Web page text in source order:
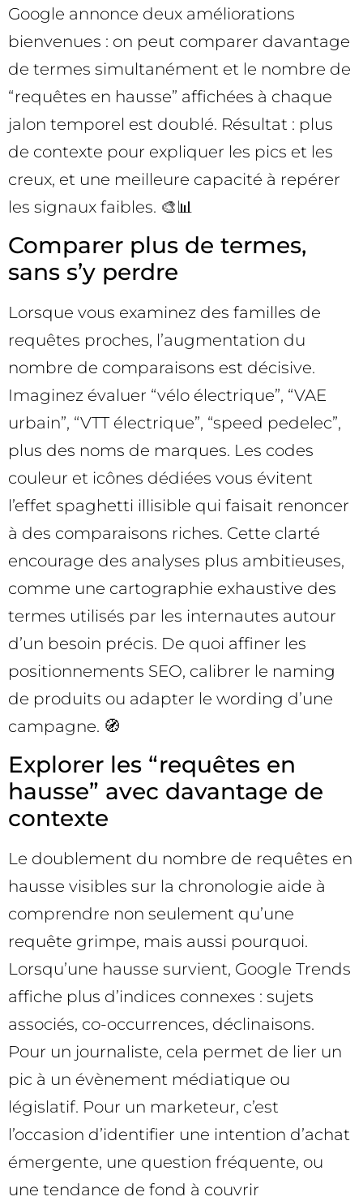
Google annonce deux améliorations
bienvenues : on peut comparer davantage
de termes simultanément et le nombre de
“requêtes en hausse” affichées à chaque
jalon temporel est doublé. Résultat : plus
de contexte pour expliquer les pics et les
creux, et une meilleure capacité à repérer
les signaux faibles. 🎨📊
Comparer plus de termes,
sans s’y perdre
Lorsque vous examinez des familles de
requêtes proches, l’augmentation du
nombre de comparaisons est décisive.
Imaginez évaluer “vélo électrique”, “VAE
urbain”, “VTT électrique”, “speed pedelec”,
plus des noms de marques. Les codes
couleur et icônes dédiées vous évitent
l’effet spaghetti illisible qui faisait renoncer
à des comparaisons riches. Cette clarté
encourage des analyses plus ambitieuses,
comme une cartographie exhaustive des
termes utilisés par les internautes autour
d’un besoin précis. De quoi affiner les
positionnements SEO, calibrer le naming
de produits ou adapter le wording d’une
campagne. 🧭
Explorer les “requêtes en
hausse” avec davantage de
contexte
Le doublement du nombre de requêtes en
hausse visibles sur la chronologie aide à
comprendre non seulement qu’une
requête grimpe, mais aussi pourquoi.
Lorsqu’une hausse survient, Google Trends
affiche plus d’indices connexes : sujets
associés, co-occurrences, déclinaisons.
Pour un journaliste, cela permet de lier un
pic à un évènement médiatique ou
législatif. Pour un marketeur, c’est
l’occasion d’identifier une intention d’achat
émergente, une question fréquente, ou
une tendance de fond à couvrir